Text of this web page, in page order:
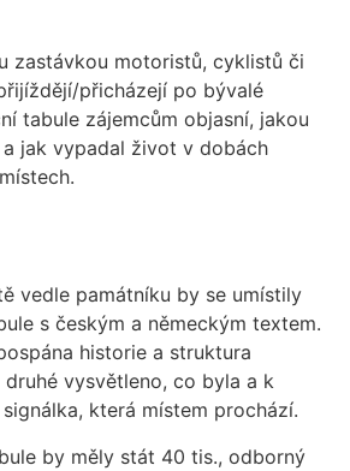
zastávkou motoristů, cyklistů či
přicházejí po bývalé
tabule zájemcům objasní, jakou
jak vypadal život v dobách
vedle památníku by se umístily
s českým a německým textem.
historie a struktura
druhé vysvětleno, co byla a k
která místem prochází.
by měly stát 40 tis., odborný